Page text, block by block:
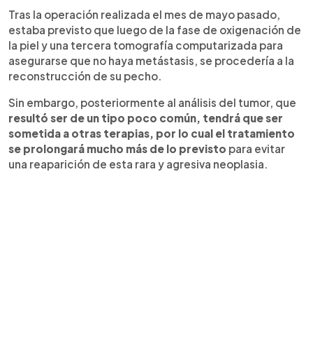
Tras la operación realizada el mes de mayo pasado,
estaba previsto que luego de la fase de oxigenación de
la piel y una tercera tomografía computarizada para
asegurarse que no haya metástasis, se procedería a la
reconstrucción de su pecho.
Sin embargo, posteriormente al análisis del tumor, que
resultó ser de un tipo poco común, tendrá que ser
sometida a otras terapias, por lo cual el tratamiento
se prolongará mucho más de lo previsto para evitar
una reaparición de esta rara y agresiva neoplasia.